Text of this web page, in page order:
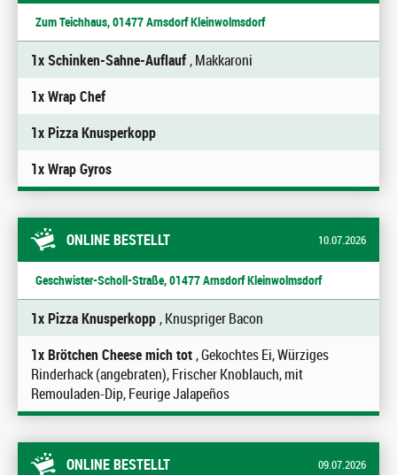
Zum Teichhaus, 01477 Arnsdorf Kleinwolmsdorf
1x Schinken-Sahne-Auflauf, Makkaroni
1x Wrap Chef
1x Pizza Knusperkopp
1x Wrap Gyros
ONLINE BESTELLT 10.07.2026
Geschwister-Scholl-Straße, 01477 Arnsdorf Kleinwolmsdorf
1x Pizza Knusperkopp, Knuspriger Bacon
1x Brötchen Cheese mich tot, Gekochtes Ei, Würziges
Rinderhack (angebraten), Frischer Knoblauch, mit
Remouladen-Dip, Feurige Jalapeños
ONLINE BESTELLT 09.07.2026